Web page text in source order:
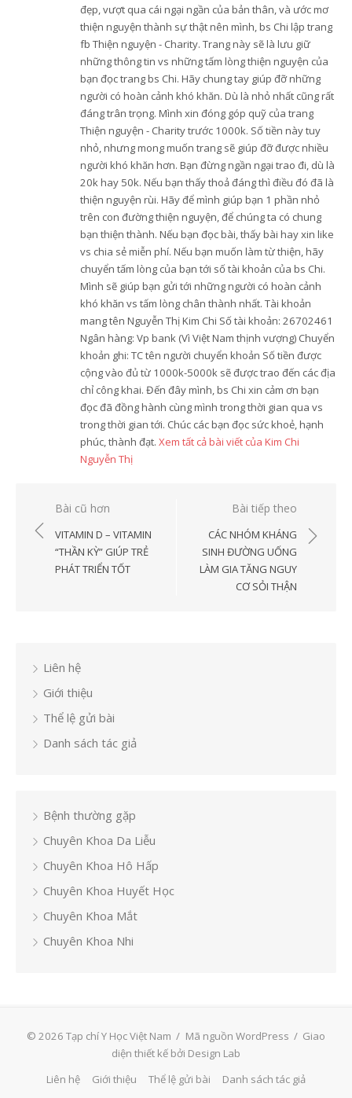
đẹp, vượt qua cái ngại ngần của bản thân, và ước mơ
thiện nguyện thành sự thật nên mình, bs Chi lập trang
fb Thiện nguyện - Charity. Trang này sẽ là lưu giữ
những thông tin vs những tấm lòng thiện nguyện của
bạn đọc trang bs Chi. Hãy chung tay giúp đỡ những
người có hoàn cảnh khó khăn. Dù là nhỏ nhất cũng rất
đáng trân trọng. Mình xin đóng góp quỹ của trang
Thiện nguyện - Charity trước 1000k. Số tiền này tuy
nhỏ, nhưng mong muốn trang sẽ giúp đỡ được nhiều
người khó khăn hơn. Bạn đừng ngần ngại trao đi, dù là
20k hay 50k. Nếu bạn thấy thoả đáng thì điều đó đã là
thiện nguyện rùi. Hãy để mình giúp bạn 1 phần nhỏ
trên con đường thiện nguyện, để chúng ta có chung
bạn thiện thành. Nếu bạn đọc bài, thấy bài hay xin like
vs chia sẻ miễn phí. Nếu bạn muốn làm từ thiện, hãy
chuyển tấm lòng của bạn tới số tài khoản của bs Chi.
Mình sẽ giúp bạn gửi tới những người có hoàn cảnh
khó khăn vs tấm lòng chân thành nhất. Tài khoản
mang tên Nguyễn Thị Kim Chi Số tài khoản: 26702461
Ngân hàng: Vp bank (Vì Việt Nam thịnh vượng) Chuyển
khoản ghi: TC tên người chuyển khoản Số tiền được
cộng vào đủ từ 1000k-5000k sẽ được trao đến các địa
chỉ công khai. Đến đây mình, bs Chi xin cảm ơn bạn
đọc đã đồng hành cùng mình trong thời gian qua vs
trong thời gian tới. Chúc các bạn đọc sức khoẻ, hạnh
phúc, thành đạt. Xem tất cả bài viết của Kim Chi
Nguyễn Thị
Điều
hướng
viết
Bài cũ hơn
VITAMIN D – VITAMIN
“THẦN KỲ” GIÚP TRẺ
PHÁT TRIỂN TỐT
Bài tiếp theo
CÁC NHÓM KHÁNG
SINH ĐƯỜNG UỐNG
LÀM GIA TĂNG NGUY
CƠ SỎI THẬN
Liên hệ
Giới thiệu
Thể lệ gửi bài
Danh sách tác giả
Bệnh thường gặp
Chuyên Khoa Da Liễu
Chuyên Khoa Hô Hấp
Chuyên Khoa Huyết Học
Chuyên Khoa Mắt
Chuyên Khoa Nhi
© 2026 Tạp chí Y Học Việt Nam / Mã nguồn WordPress / Giao
diện thiết kế bởi Design Lab
Liên hệ
Giới thiệu Thể lệ gửi bài Danh sách tác giả